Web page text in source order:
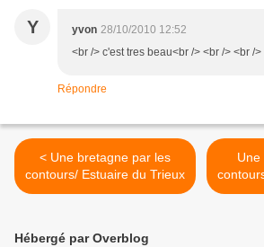
Y yvon 28/10/2010 12:52
<br /> c'est tres beau<br /> <br /> <br />
Répondre
< Une bretagne par les
contours/ Estuaire du Trieux
Une
Hébergé par Overblog